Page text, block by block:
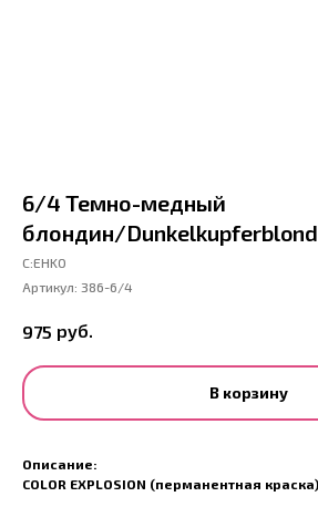
6/4 Темно-медный
блондин/
С:EHKO
Артикул: 386-6/4
975 руб.
В корзину
Описание:
COLOR EXPLOSION (перманентная краска)